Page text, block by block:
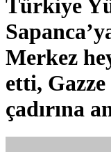
Türkiye
Merkez
etti,
çadırına